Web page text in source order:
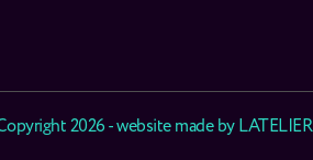
2026 - website made byLATELIER